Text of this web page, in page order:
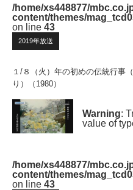
/home/xs448877/
content/themes/
on line 43
2019年放送
１/８（火）年の初めの伝統行事
り）（1980）
Warning:
value of
/home/xs448877/
content/themes/
on line 43